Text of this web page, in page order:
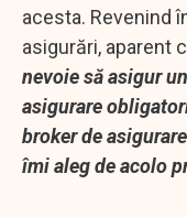
acesta. Revenind
asigurări, aparent
nevoie să asigur
asigurare
broker de
îmi aleg de acolo